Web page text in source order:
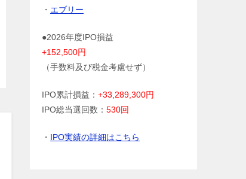
・ エブリー
●2026年度IPO損益
+152,500円
（手数料及び税金考慮せず）
IPO累計損益： +33,289,300円
IPO総当選回数： 530回
・ IPO実績の詳細はこちら